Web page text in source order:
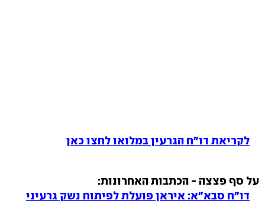
לקריאת דו"ח הגרעין במלואו לחצו כאן
על סף פצצה - הכתבות האחרונות:
דו"ח סבא"א: איראן פועלת לפיתוח נשק גרעיני